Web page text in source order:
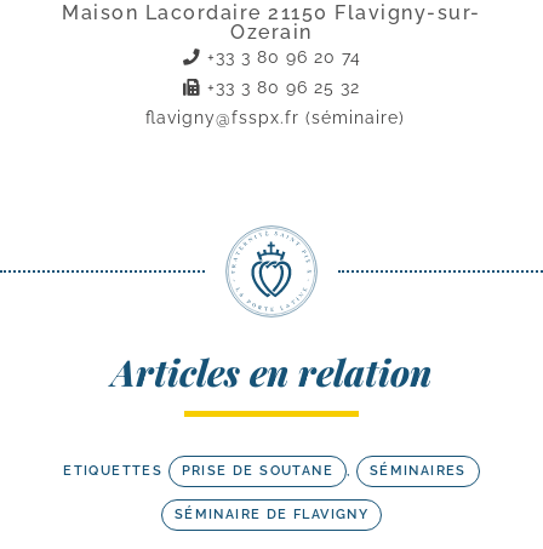
Maison Lacordaire 21150 Flavigny-sur-
Ozerain
+33 3 80 96 20 74
+33 3 80 96 25 32
flavigny@fsspx.fr (séminaire)
Articles en relation
ETIQUETTES PRISE DE SOUTANE , SÉMINAIRES
SÉMINAIRE DE FLAVIGNY